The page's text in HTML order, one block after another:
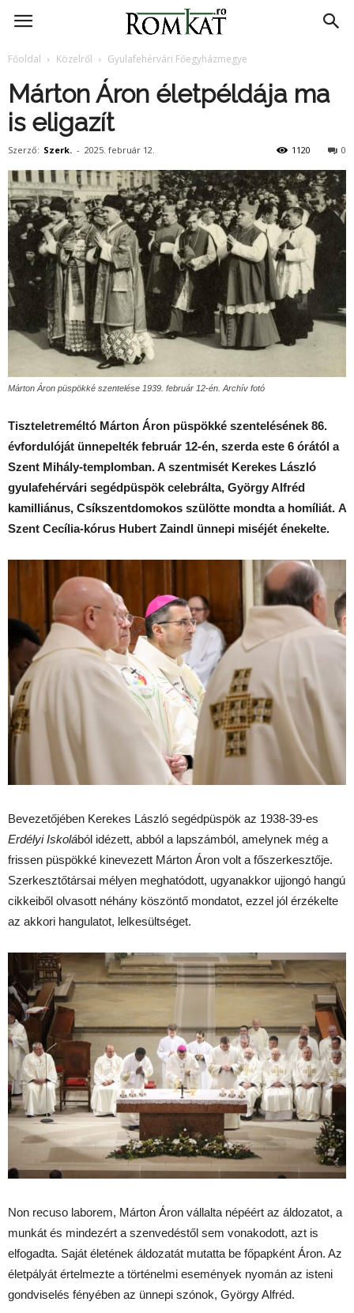
RomKat.ro
Főoldal Közelről Gyulafehérvári Főegyházmegye
Márton Áron életpéldája ma
is eligazít
Szerző: Szerk. - 2025. február 12. 0
1120
Márton Áron püspökké szentelése 1939. február 12-én. Archív fotó
Tiszteletreméltó Márton Áron püspökké szentelésének 86.
évfordulóját ünnepelték február 12-én, szerda este 6 órától a
Szent Mihály-templomban. A szentmisét Kerekes László
gyulafehérvári segédpüspök celebrálta, György Alfréd
kamilliánus, Csíkszentdomokos szülötte mondta a homíliát. A
Szent Cecília-kórus Hubert Zaindl ünnepi miséjét énekelte.
Bevezetőjében Kerekes László segédpüspök az 1938-39-es
Erdélyi Iskolából idézett, abból a lapszámból, amelynek még a
frissen püspökké kinevezett Márton Áron volt a főszerkesztője.
Szerkesztőtársai mélyen meghatódott, ugyanakkor ujjongó hangú
cikkeiből olvasott néhány köszöntő mondatot, ezzel jól érzékelte
az akkori hangulatot, lelkesültséget.
Non recuso laborem, Márton Áron vállalta népéért az áldozatot, a
munkát és mindezért a szenvedéstől sem vonakodott, azt is
elfogadta. Saját életének áldozatát mutatta be főpapként Áron. Az
életpályát értelmezte a történelmi események nyomán az isteni
gondviselés fényében az ünnepi szónok, György Alfréd.